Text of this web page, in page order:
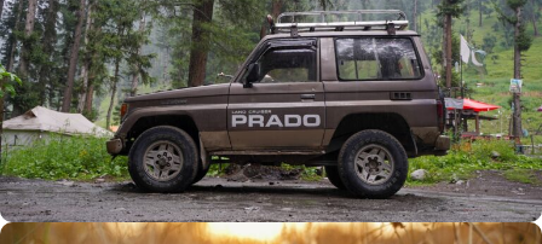
Alışverişe Başla